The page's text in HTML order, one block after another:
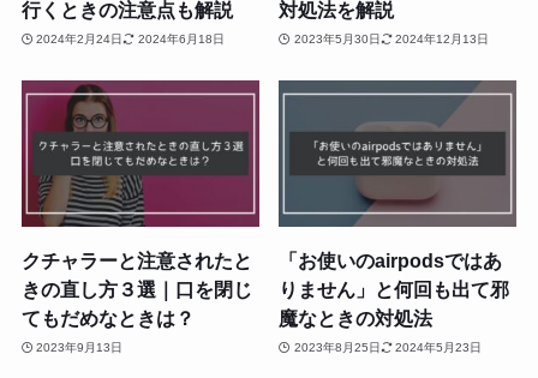
行くときの注意点も解説
2024年2月24日 2024年6月18日
対処法を解説
2023年5月30日 2024年12月13日
クチャラーと注意されたと
きの直し方３選｜口を閉じ
てもだめなときは？
2023年9月13日
「お使いのairpodsではあ
りません」と何回も出て邪
魔なときの対処法
2023年8月25日 2024年5月23日